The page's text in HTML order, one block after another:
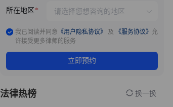
所在地区
我已阅读并同意 《用户隐私协议》 及 《服务协议》 允
许接受更多律师的服务
立即预约
法律热榜 换一换